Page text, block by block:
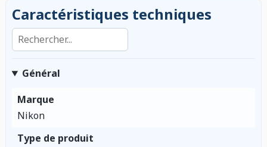
Caractéristiques techniques
Rechercher dans les caractéristiques
Général
Marque
Nikon
Type de produit